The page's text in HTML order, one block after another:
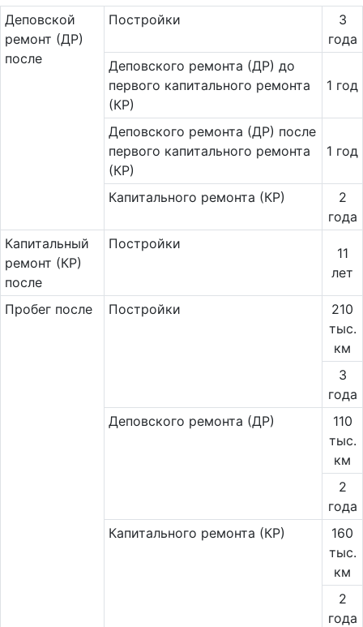
Де­повс­кой
ремонт (ДР)
после
Постройки
3
года
Деповского ремонта (ДР) до
первого капитального ремонта
(КР)
1 год
Деповского ремонта (ДР) после
первого капитального ремонта
(КР)
1 год
Капитального ремонта (КР)
2
года
Ка­пи­таль­ный
ремонт (КР)
после
Постройки
11
лет
Пробег после Постройки
210
тыс.
км
3
года
Деповского ремонта (ДР)
110
тыс.
км
2
года
Капитального ремонта (КР)
160
тыс.
км
2
года